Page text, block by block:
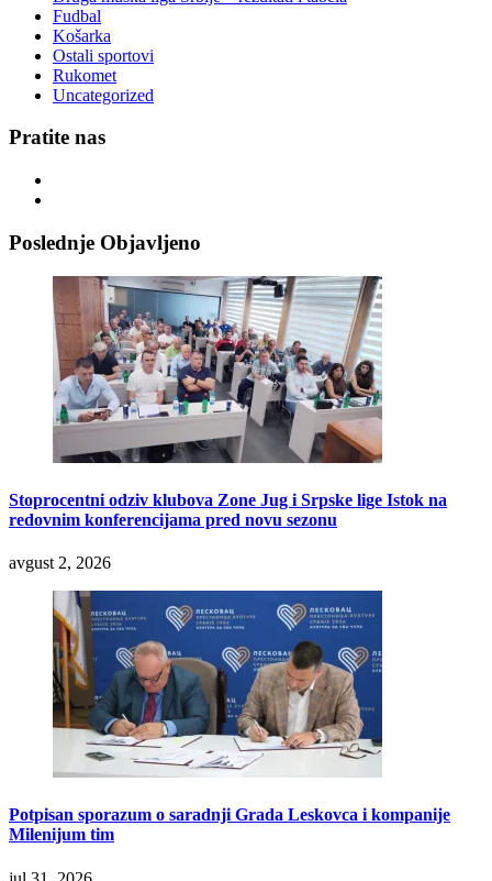
Fudbal
Košarka
Ostali sportovi
Rukomet
Uncategorized
Pratite nas
Poslednje Objavljeno
Stoprocentni odziv klubova Zone Jug i Srpske lige Istok na
redovnim konferencijama pred novu sezonu
avgust 2, 2026
Potpisan sporazum o saradnji Grada Leskovca i kompanije
Milenijum tim